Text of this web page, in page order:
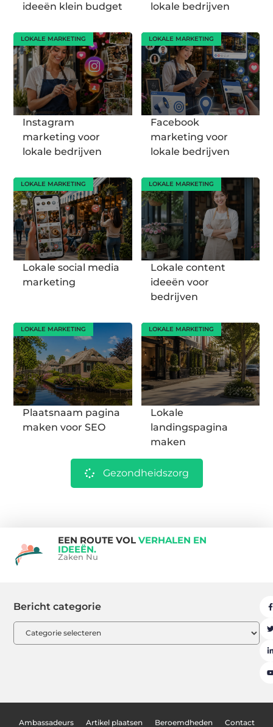
ideeën klein budget
lokale bedrijven
LOKALE MARKETING
Instagram
marketing voor
lokale bedrijven
LOKALE MARKETING
Facebook
marketing voor
lokale bedrijven
LOKALE MARKETING
Lokale social media
marketing
LOKALE MARKETING
Lokale content
ideeën voor
bedrijven
LOKALE MARKETING
Plaatsnaam pagina
maken voor SEO
LOKALE MARKETING
Lokale
landingspagina
maken
Gezondheidszorg
EEN ROUTE VOL VERHALEN EN
IDEEËN.
Zaken Nu
Bericht categorie
Ambassadeurs Artikel plaatsen Beroemdheden Contact